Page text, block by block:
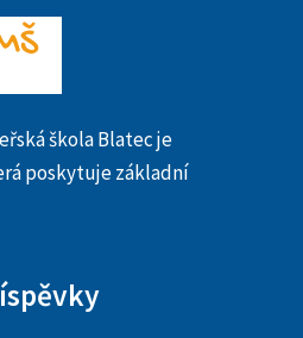
škola Blatec je
poskytuje základní